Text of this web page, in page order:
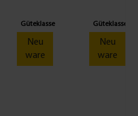
weiß
Güteklasse
Neu
ware
| Doppel-
Wippschal
ter
Güteklasse
Neu
ware